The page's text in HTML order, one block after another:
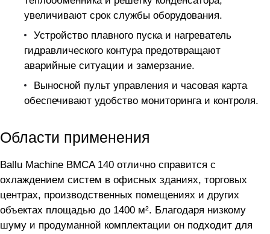
увеличивают срок службы оборудования.
Устройство плавного пуска и нагреватель
гидравлического контура предотвращают
аварийные ситуации и замерзание.
Выносной пульт управления и часовая карта
обеспечивают удобство мониторинга и контроля.
Области применения
Ballu Machine BMCA 140 отлично справится с
охлаждением систем в офисных зданиях, торговых
центрах, производственных помещениях и других
объектах площадью до 1400 м². Благодаря низкому
шуму и продуманной комплектации он подходит для